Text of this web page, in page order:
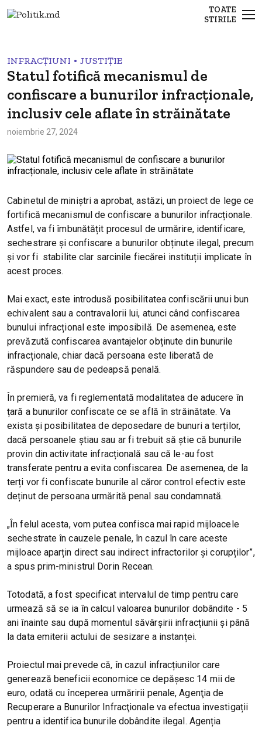
TOATE
STIRILE
INFRACȚIUNI • JUSTIȚIE
Statul fotifică mecanismul de
confiscare a bunurilor infracționale,
inclusiv cele aflate în străinătate
noiembrie 27, 2024
Cabinetul de miniștri a aprobat, astăzi, un proiect de lege ce
fortifică mecanismul de confiscare a bunurilor infracționale.
Astfel, va fi îmbunătățit procesul de urmărire, identificare,
sechestrare și confiscare a bunurilor obținute ilegal, precum
și vor fi stabilite clar sarcinile fiecărei instituții implicate în
acest proces.
Mai exact, este introdusă posibilitatea confiscării unui bun
echivalent sau a contravalorii lui, atunci când confiscarea
bunului infracțional este imposibilă. De asemenea, este
prevăzută confiscarea avantajelor obținute din bunurile
infracționale, chiar dacă persoana este liberată de
răspundere sau de pedeapsă penală.
În premieră, va fi reglementată modalitatea de aducere în
țară a bunurilor confiscate ce se află în străinătate. Va
exista și posibilitatea de deposedare de bunuri a terților,
dacă persoanele știau sau ar fi trebuit să știe că bunurile
provin din activitate infracțională sau că le-au fost
transferate pentru a evita confiscarea. De asemenea, de la
terți vor fi confiscate bunurile al căror control efectiv este
deținut de persoana urmărită penal sau condamnată.
„În felul acesta, vom putea confisca mai rapid mijloacele
sechestrate în cauzele penale, în cazul în care aceste
mijloace aparțin direct sau indirect infractorilor și corupților”,
a spus prim-ministrul Dorin Recean.
Totodată, a fost specificat intervalul de timp pentru care
urmează să se ia în calcul valoarea bunurilor dobândite - 5
ani înainte sau după momentul săvârșirii infracțiunii și până
la data emiterii actului de sesizare a instanței.
Proiectul mai prevede că, în cazul infracțiunilor care
generează beneficii economice ce depășesc 14 mii de
euro, odată cu începerea urmăririi penale, Agenţia de
Recuperare a Bunurilor Infracţionale va efectua investigații
pentru a identifica bunurile dobândite ilegal. Agenția